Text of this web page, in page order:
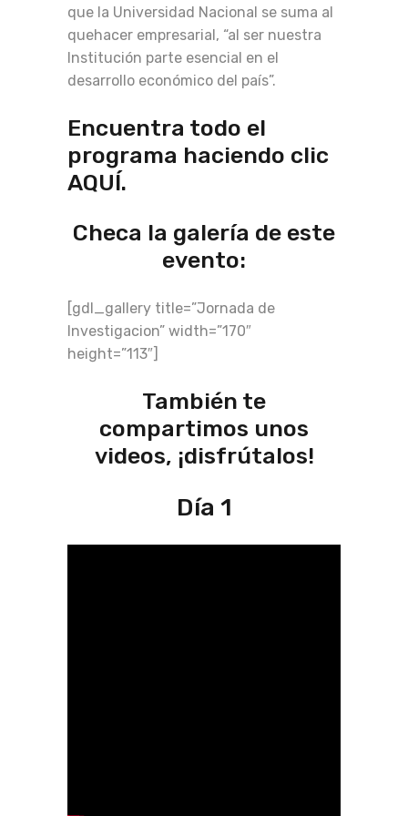
que la Universidad Nacional se suma al
quehacer empresarial, “al ser nuestra
Institución parte esencial en el
desarrollo económico del país”.
Encuentra todo el
programa haciendo clic
AQUÍ.
Checa la galería de este
evento:
[gdl_gallery title=”Jornada de
Investigacion” width=”170″
height=”113″]
También te
compartimos unos
videos, ¡disfrútalos!
Día 1